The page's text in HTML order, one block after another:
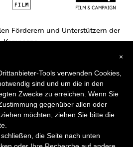
Förderern und Unterstützern der
Kampagne.
Unterstützer:
×
Tools verwenden Cookies,
sind und um die in den
Zwecke zu erreichen. Wenn Sie
gegenüber allen oder
möchten, ziehen Sie bitte die
die Seite nach unten